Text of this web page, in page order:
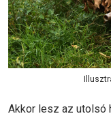
Akkor lesz az utolsó